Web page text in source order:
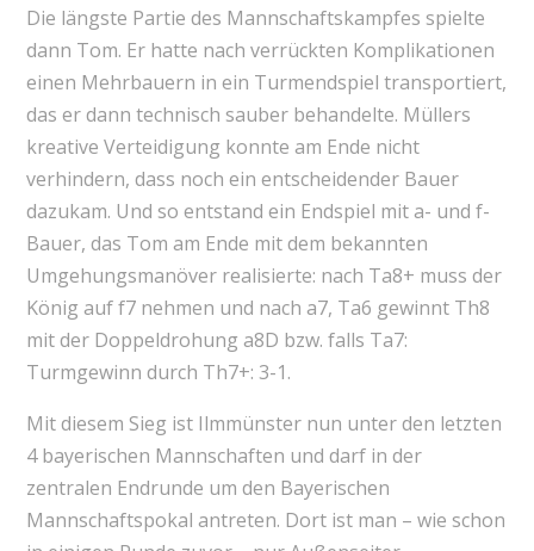
Die längste Partie des Mannschaftskampfes spielte
dann Tom. Er hatte nach verrückten Komplikationen
einen Mehrbauern in ein Turmendspiel transportiert,
das er dann technisch sauber behandelte. Müllers
kreative Verteidigung konnte am Ende nicht
verhindern, dass noch ein entscheidender Bauer
dazukam. Und so entstand ein Endspiel mit a- und f-
Bauer, das Tom am Ende mit dem bekannten
Umgehungsmanöver realisierte: nach Ta8+ muss der
König auf f7 nehmen und nach a7, Ta6 gewinnt Th8
mit der Doppeldrohung a8D bzw. falls Ta7:
Turmgewinn durch Th7+: 3-1.
Mit diesem Sieg ist Ilmmünster nun unter den letzten
4 bayerischen Mannschaften und darf in der
zentralen Endrunde um den Bayerischen
Mannschaftspokal antreten. Dort ist man – wie schon